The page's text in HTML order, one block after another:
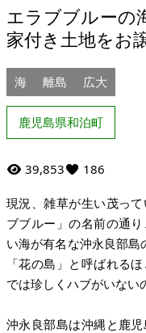
エラブブルーの
家付き土地をお
海 離島 広大
鹿児島県和泊町
39,853 186
現況、雑草が生い茂っ
ブブルー」の名前の通
い海が有名な沖永良部
「花の島」と呼ばれる
では珍しくハブがいない
沖永良部島は沖縄と鹿